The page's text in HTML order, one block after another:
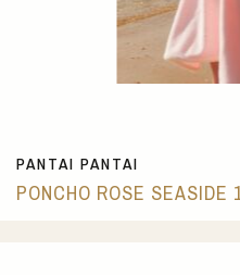
PANTAI PANTAI
PONCHO ROSE SEASIDE